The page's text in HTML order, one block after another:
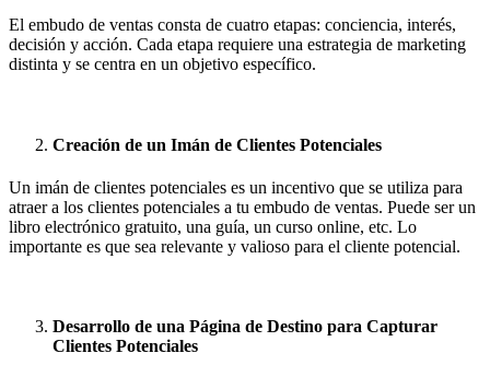
El embudo de ventas consta de cuatro etapas: conciencia, interés,
decisión y acción. Cada etapa requiere una estrategia de marketing
distinta y se centra en un objetivo específico.
Creación de un Imán de Clientes Potenciales
Un imán de clientes potenciales es un incentivo que se utiliza para
atraer a los clientes potenciales a tu embudo de ventas. Puede ser un
libro electrónico gratuito, una guía, un curso online, etc. Lo
importante es que sea relevante y valioso para el cliente potencial.
Desarrollo de una Página de Destino para Capturar
Clientes Potenciales